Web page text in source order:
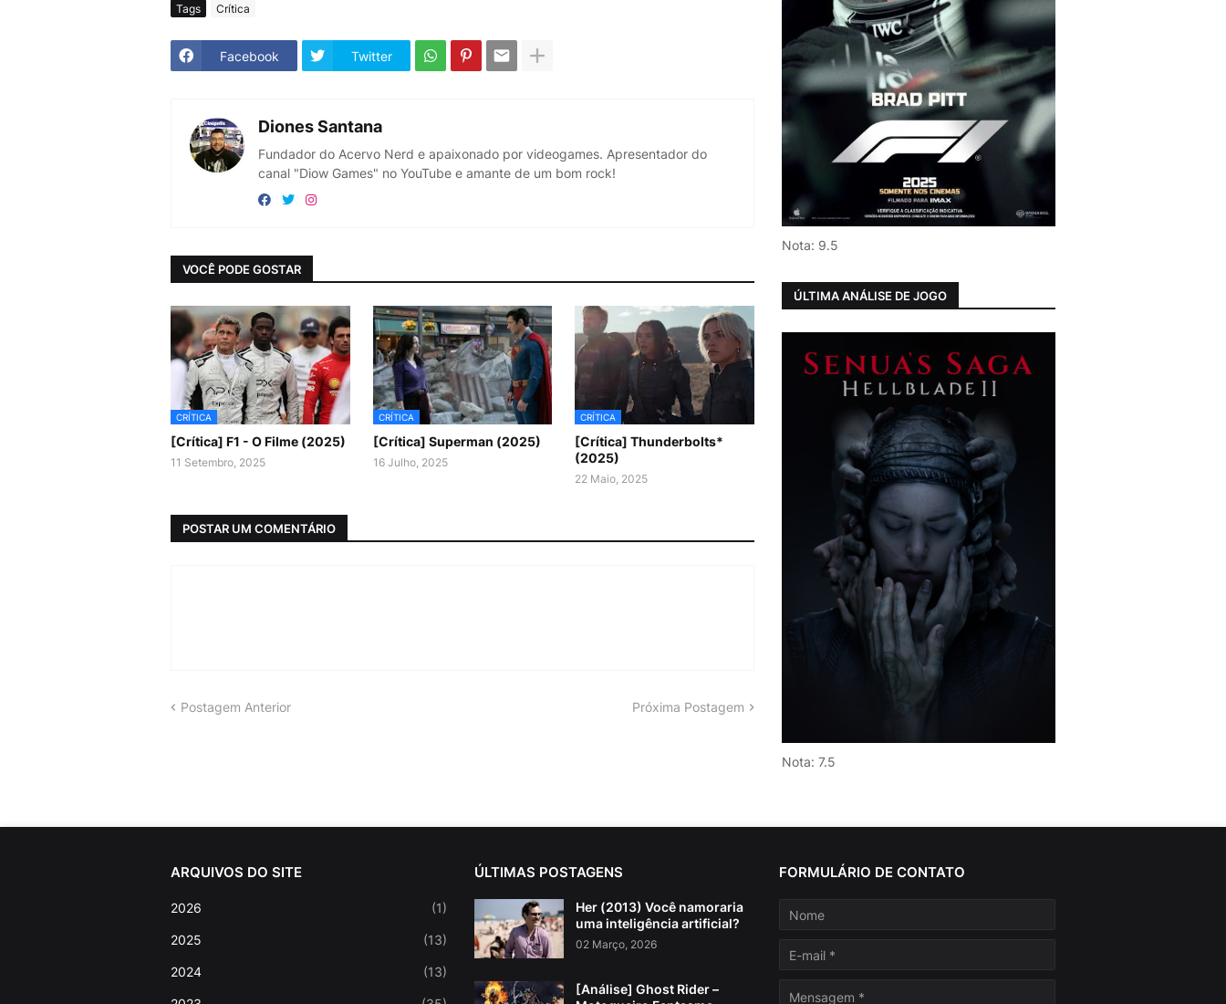
Tags Crítica
Facebook Twitter
Diones Santana
Fundador do Acervo Nerd e apaixonado por videogames. Apresentador do
canal "Diow Games" no YouTube e amante de um bom rock!
VOCÊ PODE GOSTAR
CRÍTICA
[Crítica] F1 - O Filme (2025)
11 Setembro, 2025
CRÍTICA
[Crítica] Superman (2025)
16 Julho, 2025
CRÍTICA
[Crítica] Thunderbolts*
(2025)
22 Maio, 2025
POSTAR UM COMENTÁRIO
Postagem Anterior Próxima Postagem
Nota: 9.5
ÚLTIMA ANÁLISE DE JOGO
Nota: 7.5
ARQUIVOS DO SITE
2026 (1)
2025 (13)
2024 (13)
ÚLTIMAS POSTAGENS
Her (2013) Você namoraria
uma inteligência artificial?
02 Março, 2026
[Análise] Ghost Rider –
FORMULÁRIO DE CONTATO